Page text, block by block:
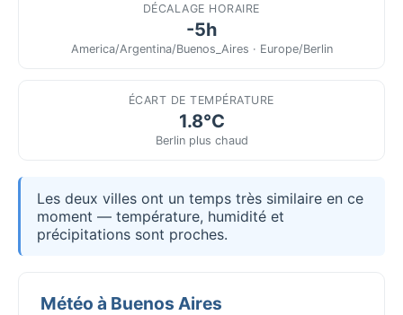
DÉCALAGE HORAIRE
-5h
America/Argentina/Buenos_Aires · Europe/Berlin
ÉCART DE TEMPÉRATURE
1.8°C
Berlin plus chaud
Les deux villes ont un temps très similaire en ce
moment — température, humidité et
précipitations sont proches.
Météo à Buenos Aires